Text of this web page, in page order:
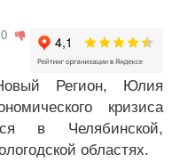
0
Регион, Юлия
кризиса
в Челябинской,
областях.